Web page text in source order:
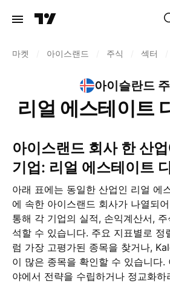
마켓 아이스랜드 주식 섹터
아이슬란드
리얼 에스테이트
아이스랜드 회사 한 산업에서 활동하는
기업: 리얼 에스테이트
아래 표에는 동일한 산업인 리얼 에
에 속한 아이스랜드 회사가 나열되
통해 각 기업의 실적, 손익계산서,
석할 수 있습니다. 주요 지표별로 정
럼 가장 고평가된 종목을 찾거나,
이 많은 종목을 확인할 수 있습니다.
야에서 전략을 수립하거나 정교화하